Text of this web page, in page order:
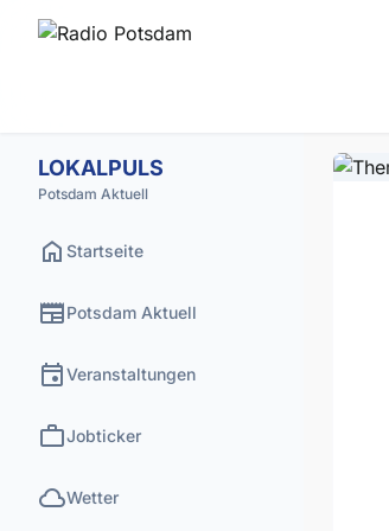
LOKALPULS
Potsdam Aktuell
home Startseite
newspaperPotsdam Aktuell
eventVeranstaltungen
workJobticker
cloudWetter